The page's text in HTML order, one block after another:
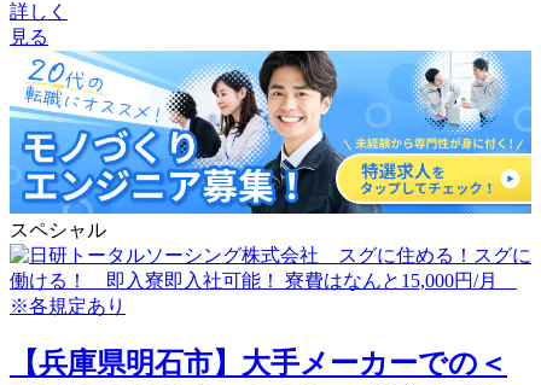
詳しく
見る
スペシャル
【兵庫県明石市】大手メーカーでの＜